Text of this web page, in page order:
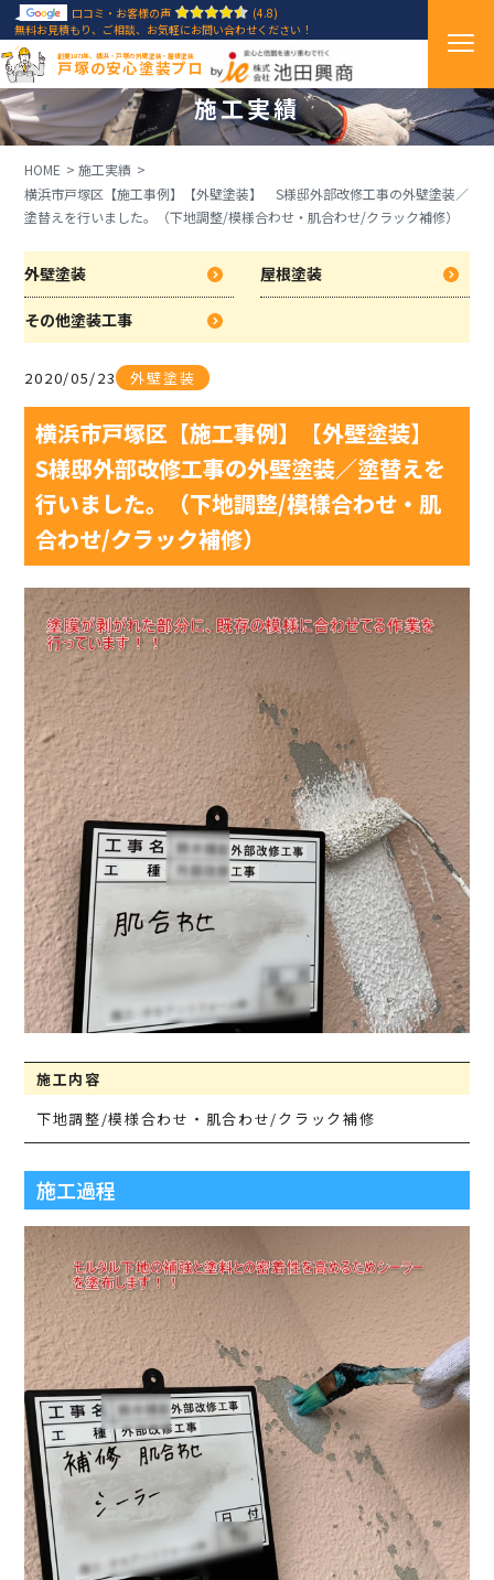
口コミ・お客様の声
(4.8)
無料お見積もり、ご相談、お気軽にお問い合わせください！
創業1971年、横浜・戸塚の外壁塗装・屋根塗装
戸塚の安心塗装プロ
施工実績
HOME
施工実績
横浜市戸塚区【施工事例】【外壁塗装】 S様邸外部改修工事の外壁塗装／
塗替えを行いました。（下地調整/模様合わせ・肌合わせ/クラック補修）
外壁塗装 屋根塗装
その他塗装工事
2020/05/23 外壁塗装
横浜市戸塚区【施工事例】【外壁塗装】
S様邸外部改修工事の外壁塗装／塗替えを
行いました。（下地調整/模様合わせ・肌
合わせ/クラック補修）
施工内容
下地調整/模様合わせ・肌合わせ/クラック補修
施工過程